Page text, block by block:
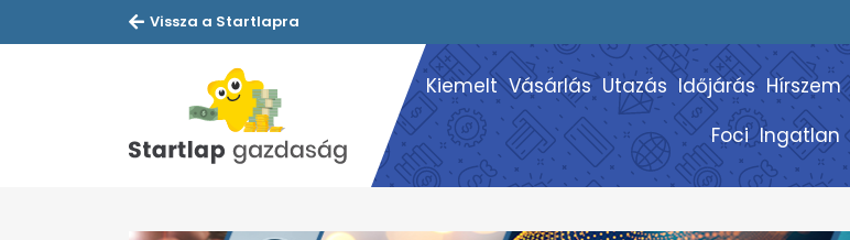
Vissza a Startlapra
Kiemelt Vásárlás Utazás Időjárás Hírszem
Foci Ingatlan